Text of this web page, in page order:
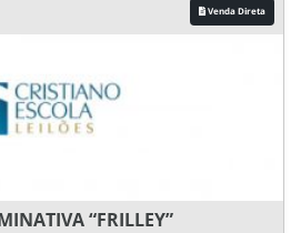
Venda Direta
“FRILLEY”